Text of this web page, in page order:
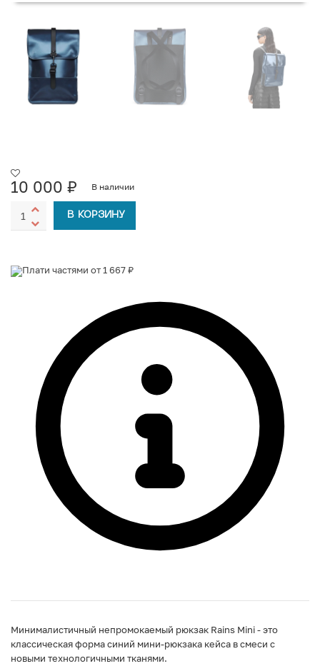
10 000 ₽ В наличии
В КОРЗИНУ
Плати частями от 1 667 ₽
Минималистичный непромокаемый рюкзак Rains Mini - это
классическая форма синий мини-рюкзака кейса в смеси с
новыми технологичными тканями.